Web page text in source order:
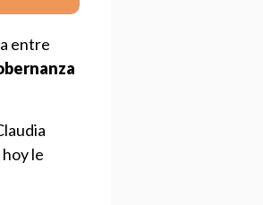
entre
le